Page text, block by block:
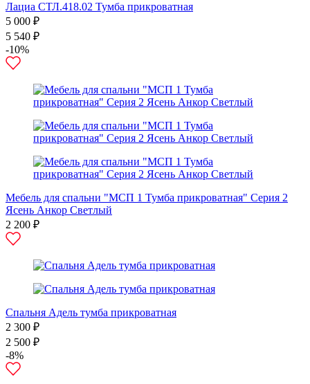
Лациа СТЛ.418.02 Тумба прикроватная
5 000 ₽
5 540 ₽
-10%
Мебель для спальни "МСП 1 Тумба прикроватная" Серия 2
Ясень Анкор Светлый
2 200 ₽
Спальня Адель тумба прикроватная
2 300 ₽
2 500 ₽
-8%